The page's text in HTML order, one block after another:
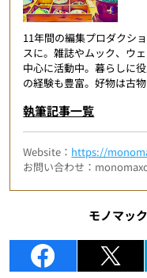
11年間の編集プロダクシ
スに。雑誌やムック、ウ
中心に活動中。暮らしに
の経験も豊富。好物は古物
執筆記事一覧
Website： https://
お問い合わせ：
モノマッ